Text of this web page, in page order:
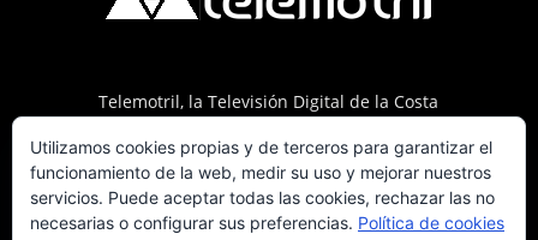
Telemotril, la Televisión Digital de la Costa
del 107.7 en OndaSur Motril.
Utilizamos cookies propias y de terceros para garantizar el
funcionamiento de la web, medir su uso y mejorar nuestros
servicios. Puede aceptar todas las cookies, rechazar las no
necesarias o configurar sus preferencias. Política de cookies